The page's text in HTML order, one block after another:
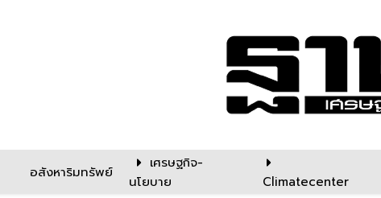
อสังหาริมทรัพย์
เศรษฐกิจ-
นโยบาย
Climatecenter